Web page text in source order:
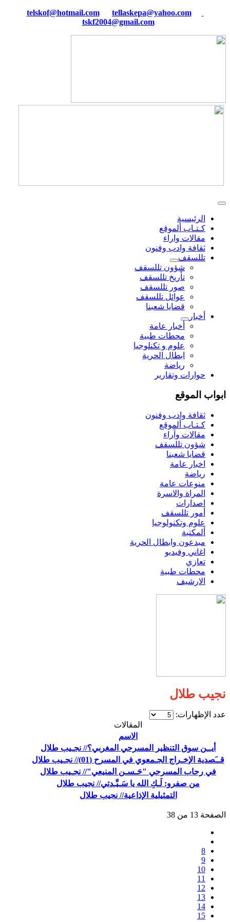
tellaskepa@yahoo.com
tskf2004@gmail.com
الرئيسية
كـتـاب ألموقع
مقالات واراء
ثقافة وادب وفنون
تللسقف
شؤون تللسقف
تأريخ تللسقف
صور تللسقف
عوائل تللسقف
قضايا شعبنا
أخبار
أخبار عامة
محطات طبية
علوم و تکنلوجیا
ابطال الحرية
رياضة
حوارات وتقارير
ابواب الموقع
ثقافة وادب وفنون
كـتـاب ألموقع
مقالات وآراء
شؤون تللسقف
قضايا شعبنا
اخبار عامة
رياضة
منوعات عامة
المراة والاسرة
اصدارات
أمور تللسقف
علوم وتكنولوجيا
ألمكتبة
مبدعون وابطال الحرية
اغاني وفيديو
تعازي
محطات طبية
الارشيف
نجيب طلال
عدد الإظهارات:
المقالات
الاسم
أيــن سوق التنظير المسرحي المغربي؟// نجـيب طلال
قــَصدية الإخـراج الجـمعوي في المسرح (01)// نجـيب طلال
في رحاب المسرحي "حَـسـن المنيعي"// نجـيب طلال
من صفرو: لَـكِ الله يا سَـيِّـدتي// نجيب طلال
التمثيلية الإذاعية// نجيب طلال
الصفحة 13 من 38
8
9
10
11
12
13
14
15